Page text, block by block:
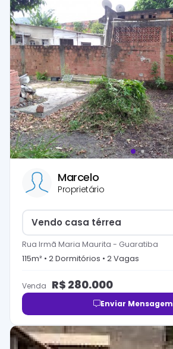
Marcelo
Proprietário
Vendo casa térrea
Rua Irmã Maria Maurita - Guaratiba
115m² • 2Dormitórios • 2Vagas
Venda R$ 280.000
Enviar Mensagem